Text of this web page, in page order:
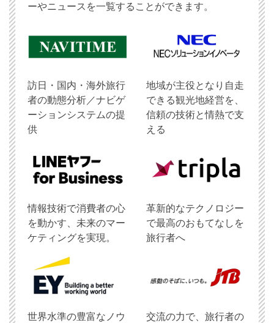
ーやニュースを一覧することができます。
訪日・国内・海外旅行
者の動態分析／ナビゲ
ーションシステムの提
供
地域が主役となり自走
できる観光地経営を、
信頼の技術と情熱で支
える
情報技術で消費者の心
を動かす、未来のマー
ケティングを実現。
革新的なテクノロジー
で最高のおもてなしを
旅行者へ
世界水準の豊富なノウ
交流の力で、旅行者の